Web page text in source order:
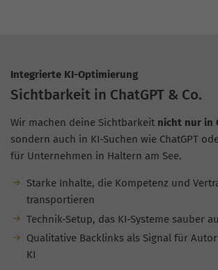
Integrierte KI-Optimierung
Sichtbarkeit in ChatGPT & Co.
Wir machen deine Sichtbarkeit nicht nur in
sondern auch in KI-Suchen wie ChatGPT
für Unternehmen in Haltern am See.
Starke Inhalte, die Kompetenz und
transportieren
Technik-Setup, das KI-Systeme sauber
Qualitative Backlinks als Signal für
KI